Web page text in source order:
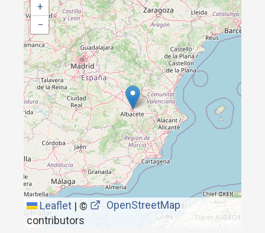
+
−
Leaflet | ©
OpenStreetMap
contributors